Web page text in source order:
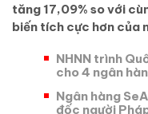
tăng 17,09% so với
biến tích cực hơn của
NHNN trình
cho 4 ngân
Ngân hàng
đốc người